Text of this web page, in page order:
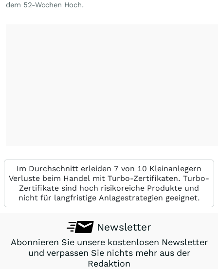
dem 52-Wochen Hoch.
Im Durchschnitt erleiden 7 von 10 Kleinanlegern
Verluste beim Handel mit Turbo-Zertifikaten. Turbo-
Zertifikate sind hoch risikoreiche Produkte und
nicht für langfristige Anlagestrategien geeignet.
Newsletter
Abonnieren Sie unsere kostenlosen Newsletter
und verpassen Sie nichts mehr aus der
Redaktion